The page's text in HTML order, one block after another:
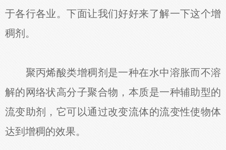
于各行各业。下面让我们好好来了解一下这个增
稠剂。
聚丙烯酸类增稠剂是一种在水中溶胀而不溶
解的网络状高分子聚合物，本质是一种辅助型的
流变助剂，它可以通过改变流体的流变性使物体
达到增稠的效果。